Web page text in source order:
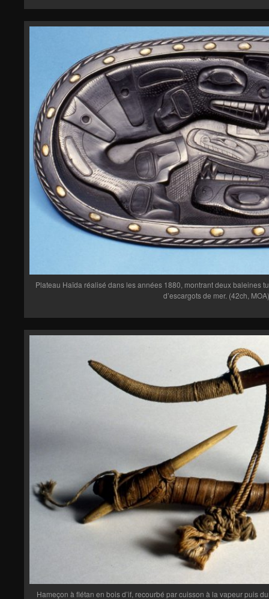
Plateau Haïda réalisé dans les années 1880, montrant deux baleines
d’escargots de mer. (42ch, MOA)
Hameçon à flétan en bois d’if, recourbé par cuisson à la vapeur puis